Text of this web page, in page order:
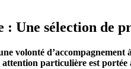
Une sélection de
volonté
attention particulière est